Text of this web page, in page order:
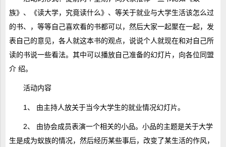
族》、《读大学，究竟读什么》、等关于就业与大学生活该怎么过
的书、，等等自己喜欢看的书都可以，然后大家一起聚在一起，发
表自己的意见，各人就这本书的观点，说说个人就现在和对自己所
读的书说一些看法。其中可以播放自己准备的幻灯片，向各位同盟
介 绍。
活动内容
1、 由主持人放关于当今大学生的就业情况幻灯片。
2、 由协会成员表演一个相关的小品。小品的主题是关于大学
生是成为蚁族的情况，然后经历某些事后，改变了某生活的作风，